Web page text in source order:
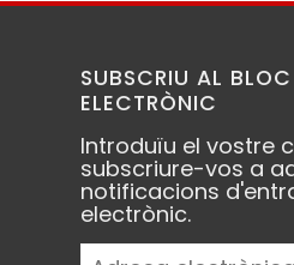
SUBSCRIU AL BLOC
ELECTRÒNIC
Introduïu el vostre
subscriure-vos a
notificacions
electrònic.
Adreça
advertit, però,
"un xec en
les forces que
maniobra